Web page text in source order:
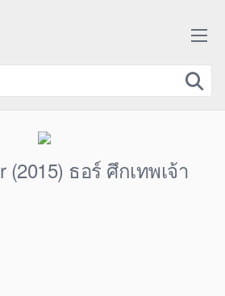
(2015) ธอร์ ศึกเทพเจ้า